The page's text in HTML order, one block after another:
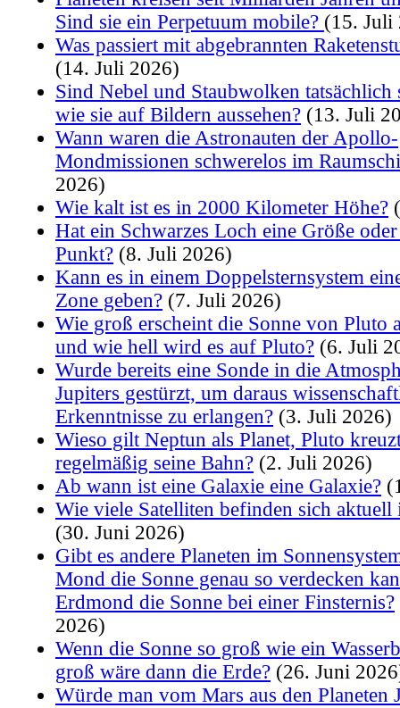
Sind sie ein Perpetuum mobile? (15. Juli
Was passiert mit abgebrannten
(14. Juli 2026)
Sind Nebel und Staubwolken tatsächlich
wie sie auf Bildern aussehen? (13. Juli
Wann waren die Astronauten der Apollo-
Mondmissionen schwerelos im
2026)
Wie kalt ist es in 2000 Kilometer Höhe?
Hat ein Schwarzes Loch eine Größe
Punkt? (8. Juli 2026)
Kann es in einem Doppelsternsystem
Zone geben? (7. Juli 2026)
Wie groß erscheint die Sonne von Pluto
und wie hell wird es auf Pluto? (6. Juli
Wurde bereits eine Sonde in die
Jupiters gestürzt, um daraus
Erkenntnisse zu erlangen? (3. Juli 2026)
Wieso gilt Neptun als Planet, Pluto
regelmäßig seine Bahn? (2. Juli 2026)
Ab wann ist eine Galaxie eine Galaxie?
Wie viele Satelliten befinden sich
(30. Juni 2026)
Gibt es andere Planeten im
Mond die Sonne genau so verdecken
Erdmond die Sonne bei einer Finsternis?
2026)
Wenn die Sonne so groß wie ein
groß wäre dann die Erde? (26. Juni
Würde man vom Mars aus den Planeten